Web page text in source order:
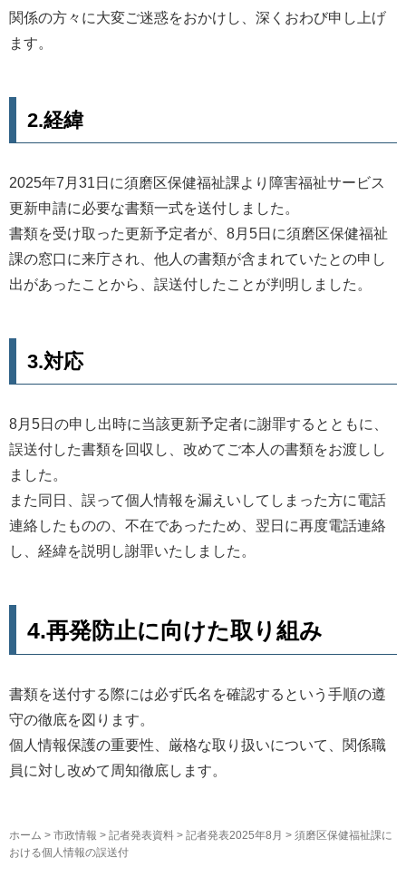
関係の方々に大変ご迷惑をおかけし、深くおわび申し上げ
ます。
2.経緯
2025年7月31日に須磨区保健福祉課より障害福祉サービス
更新申請に必要な書類一式を送付しました。
書類を受け取った更新予定者が、8月5日に須磨区保健福祉
課の窓口に来庁され、他人の書類が含まれていたとの申し
出があったことから、誤送付したことが判明しました。
3.対応
8月5日の申し出時に当該更新予定者に謝罪するとともに、
誤送付した書類を回収し、改めてご本人の書類をお渡しし
ました。
また同日、誤って個人情報を漏えいしてしまった方に電話
連絡したものの、不在であったため、翌日に再度電話連絡
し、経緯を説明し謝罪いたしました。
4.再発防止に向けた取り組み
書類を送付する際には必ず氏名を確認するという手順の遵
守の徹底を図ります。
個人情報保護の重要性、厳格な取り扱いについて、関係職
員に対し改めて周知徹底します。
ホーム > 市政情報 > 記者発表資料 > 記者発表2025年8月 > 須磨区保健福祉課に
おける個人情報の誤送付